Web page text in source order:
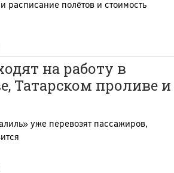
расписание полётов и стоимость
на работу в
Татарском проливе и
уже перевозят пассажиров,